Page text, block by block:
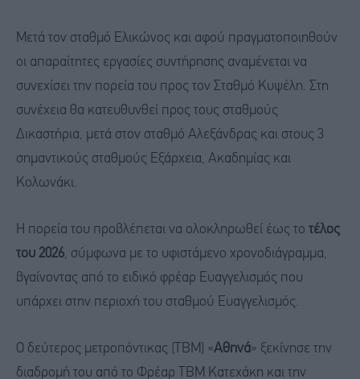
Μετά τον σταθμό Ελικώνος και αφού πραγματοποιηθούν
οι απαραίτητες εργασίες συντήρησης αναμένεται να
συνεχίσει την πορεία του προς τον Σταθμό Κυψέλη. Στη
συνέχεια θα κατευθυνθεί προς τους σταθμούς
Δικαστήρια, μετά στον σταθμό Αλεξάνδρας και στους 3
σημαντικούς σταθμούς Εξάρχεια, Ακαδημίας και
Κολωνάκι.
Η πορεία του προβλέπεται να ολοκληρωθεί έως το τέλος
του 2026, σύμφωνα με το υφιστάμενο χρονοδιάγραμμα,
βγαίνοντας από το ειδικό φρέαρ Ευαγγελισμός που
υπάρχει στην περιοχή του σταθμού Ευαγγελισμός.
Ο δεύτερος μετροπόντικας (ΤΒΜ) «Αθηνά» ξεκίνησε την
διαδρομή του από το Φρέαρ ΤΒΜ Κατεχάκη και την